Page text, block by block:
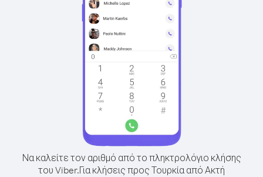
Να καλείτε τον αριθμό από το πληκτρολόγιο κλήσης
του Viber.Για κλήσεις προς Τουρκία από Ακτή